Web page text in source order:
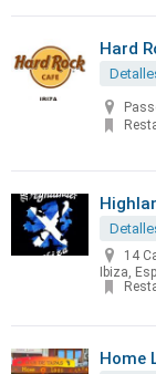
Hard
14
Ibiza,
Home